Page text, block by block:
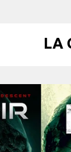
LA